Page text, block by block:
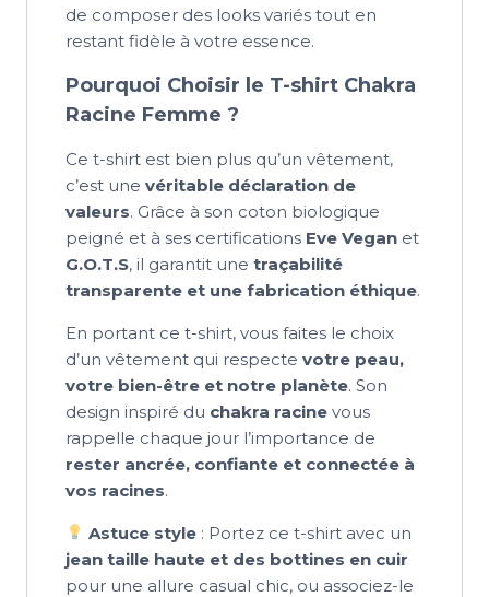
de composer des looks variés tout en
restant fidèle à votre essence.
Pourquoi Choisir le T-shirt Chakra
Racine Femme ?
Ce t-shirt est bien plus qu’un vêtement,
c’est une véritable déclaration de
valeurs. Grâce à son coton biologique
peigné et à ses certifications Eve Vegan et
G.O.T.S, il garantit une traçabilité
transparente et une fabrication éthique.
En portant ce t-shirt, vous faites le choix
d’un vêtement qui respecte votre peau,
votre bien-être et notre planète. Son
design inspiré du chakra racine vous
rappelle chaque jour l’importance de
rester ancrée, confiante et connectée à
vos racines.
Astuce style : Portez ce t-shirt avec un
jean taille haute et des bottines en cuir
pour une allure casual chic, ou associez-le